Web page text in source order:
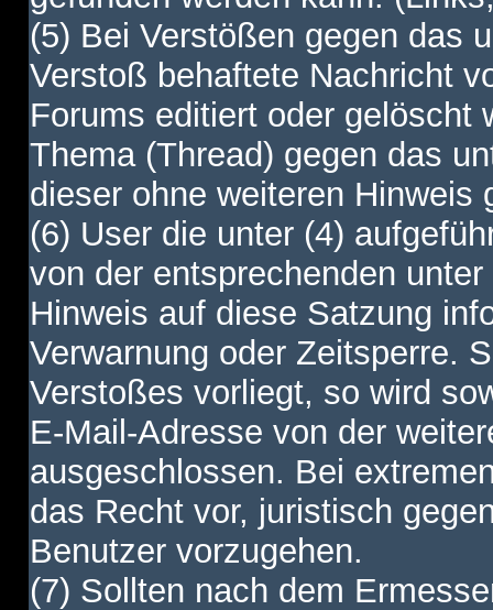
(5) Bei Verstößen gegen das
Verstoß behaftete Nachricht
Forums editiert oder gelöscht
Thema (Thread) gegen das
dieser ohne weiteren Hinweis
(6) User die unter (4)
von der entsprechenden
Hinweis auf diese Satzung
Verwarnung oder Zeitsperre.
Verstoßes vorliegt, so wird
E-Mail-Adresse von der
ausgeschlossen. Bei
das Recht vor, juristisch
Benutzer vorzugehen.
(7) Sollten nach dem